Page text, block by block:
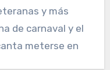
y más
de carnaval y el
meterse en